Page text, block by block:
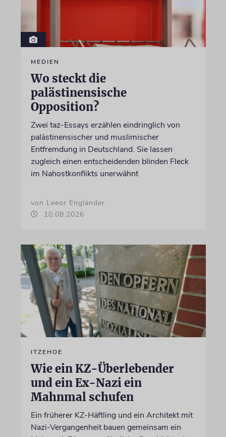
MEDIEN
Wo steckt die
palästinensische
Opposition?
Zwei taz-Essays erzählen eindringlich von
palästinensischer und muslimischer
Entfremdung in Deutschland. Sie lassen
zugleich einen entscheidenden blinden Fleck
im Nahostkonflikts unerwähnt
von Leeor Engländer
10.08.2026
ITZEHOE
Wie ein KZ-Überlebender
und ein Ex-Nazi ein
Mahnmal schufen
Ein früherer KZ-Häftling und ein Architekt mit
Nazi-Vergangenheit bauen gemeinsam ein